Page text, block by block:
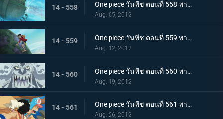
14 - 558 One piece วันพีช ตอนที่ 558 พากย์ไทย เรือโนอาห์ใกล้เข้ามา! เกาะมนุษย์เงือกเข้าสู่วิกฤต!
Aug. 05, 2012
14 - 559 One piece วันพีช ตอนที่ 559 พากย์ไทย เร็วเข้าลูฟี่! ชิราโฮชิ เข้าตาจนแล้ว
Aug. 12, 2012
14 - 560 One piece วันพีช ตอนที่ 560 พากย์ไทย เริ่มการต่อสู้สุดระห่ำ! ลูฟี่ ปะทะ โฮดี้!
Aug. 19, 2012
14 - 561 One piece วันพีช ตอนที่ 561 พากย์ไทย ต่อสู้ตะลุมบอน! กลุ่มหมวกฟาง ปะทะ กลุ่มโจรสลัดมนุษย์เงือกรุ่นใหม่!
Aug. 26, 2012